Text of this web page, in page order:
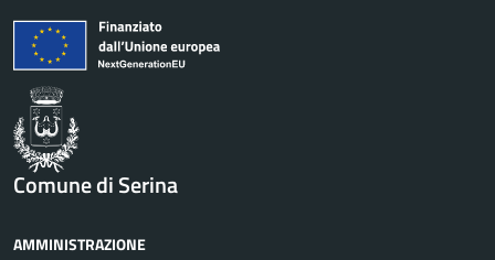
Comune di Serina
AMMINISTRAZIONE